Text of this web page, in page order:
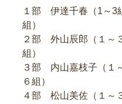
１部 伊達千春（1～3
組）
２部 外山辰郎（１～
組）
３部 内山嘉枝子（１
６組）
４部 松山美佐（１～